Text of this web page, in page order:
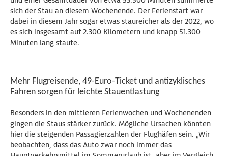
sich der Stau an diesem Wochenende. Der Ferienstart war
dabei in diesem Jahr sogar etwas staureicher als der 2022, wo
es sich insgesamt auf 2.300 Kilometern und knapp 51.300
Minuten lang staute.
Mehr Flugreisende, 49-Euro-Ticket und antizyklisches
Fahren sorgen für leichte Stauentlastung
Besonders in den mittleren Ferienwochen und Wochenenden
gingen die Staus stärker zurück. Mögliche Ursachen könnten
hier die steigenden Passagierzahlen der Flughäfen sein. „Wir
beobachten, dass das Auto zwar noch immer das